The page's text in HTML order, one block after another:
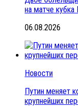
на матче кубка
06.08.2026
Новости
Путин меняет
крупнейших